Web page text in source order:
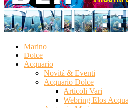
Marino
Dolce
Acquario
Novità & Eventi
Acquario Dolce
Articoli Vari
Webring Elos